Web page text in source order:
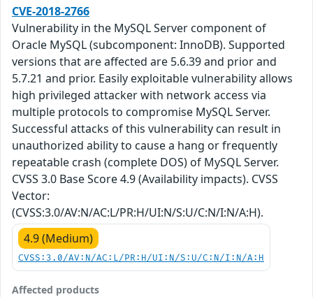
CVE-2018-2766
Vulnerability in the MySQL Server component of
Oracle MySQL (subcomponent: InnoDB). Supported
versions that are affected are 5.6.39 and prior and
5.7.21 and prior. Easily exploitable vulnerability allows
high privileged attacker with network access via
multiple protocols to compromise MySQL Server.
Successful attacks of this vulnerability can result in
unauthorized ability to cause a hang or frequently
repeatable crash (complete DOS) of MySQL Server.
CVSS 3.0 Base Score 4.9 (Availability impacts). CVSS
Vector:
(CVSS:3.0/AV:N/AC:L/PR:H/UI:N/S:U/C:N/I:N/A:H).
4.9 (Medium)
CVSS:3.0/AV:N/AC:L/PR:H/UI:N/S:U/C:N/I:N/A:H
Affected products